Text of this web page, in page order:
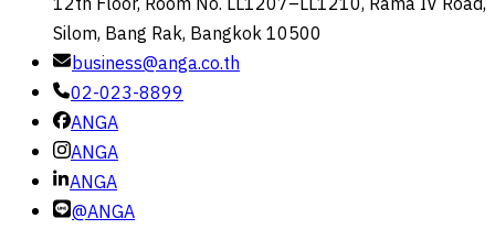
Silom, Bang Rak, Bangkok 10500
business@anga.co.th
02-023-8899
ANGA
ANGA
ANGA
@ANGA